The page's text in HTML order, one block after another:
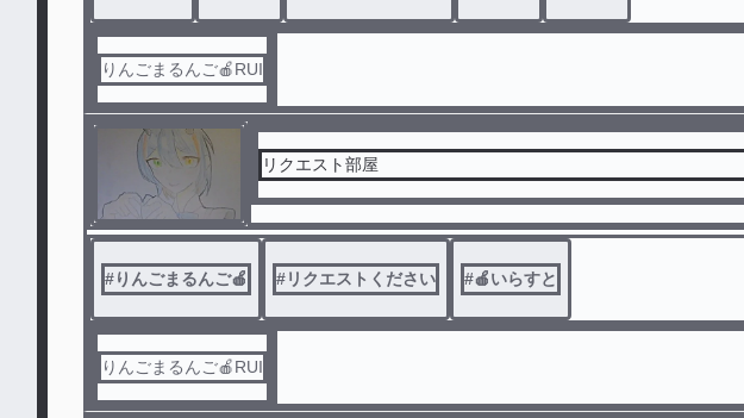
りんごまるんご🍎RUI
リクエスト部屋
#りんごまるんご🍎 #リクエストください #🍎いらすと
りんごまるんご🍎RUI